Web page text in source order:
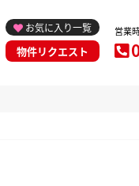
お気に入り一覧
物件リクエスト
営業